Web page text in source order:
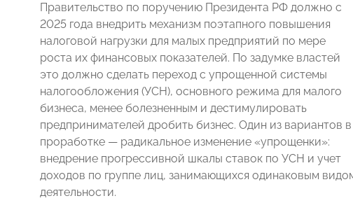
Правительство по поручению Президента РФ должно с
2025 года внедрить механизм поэтапного повышения
налоговой нагрузки для малых предприятий по мере
роста их финансовых показателей. По задумке властей
это должно сделать переход с упрощенной системы
налогообложения (УСН), основного режима для малого
бизнеса, менее болезненным и дестимулировать
предпринимателей дробить бизнес. Один из вариантов в
проработке — радикальное изменение «упрощенки»:
внедрение прогрессивной шкалы ставок по УСН и учет
доходов по группе лиц, занимающихся одинаковым
деятельности.